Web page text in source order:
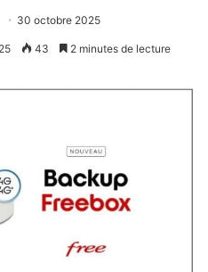
30 octobre 2025
43 2 minutes de lecture